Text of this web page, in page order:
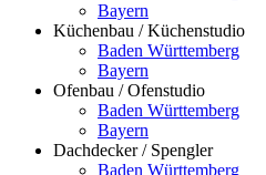
Bayern
Küchenbau / Küchenstudio
Baden Württemberg
Bayern
Ofenbau / Ofenstudio
Baden Württemberg
Bayern
Dachdecker / Spengler
Baden Württemberg